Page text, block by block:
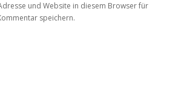
und Website in diesem Browser für
speichern.